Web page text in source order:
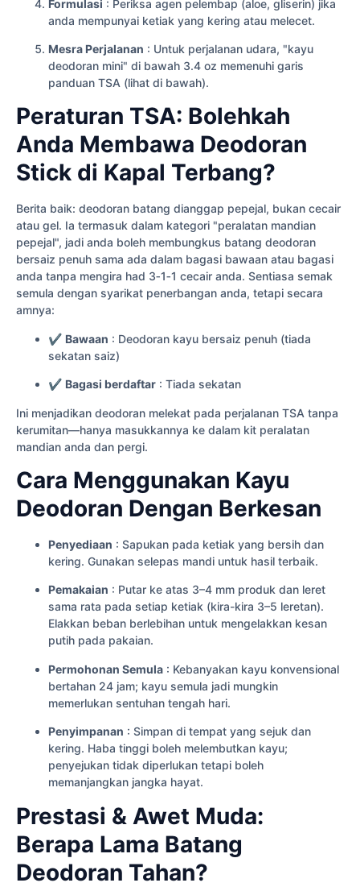
Formulasi : Periksa agen pelembap (aloe, gliserin) jika
anda mempunyai ketiak yang kering atau melecet.
Mesra Perjalanan : Untuk perjalanan udara, "kayu
deodoran mini" di bawah 3.4 oz memenuhi garis
panduan TSA (lihat di bawah).
Peraturan TSA: Bolehkah
Anda Membawa Deodoran
Stick di Kapal Terbang?
Berita baik: deodoran batang dianggap pepejal, bukan cecair
atau gel. Ia termasuk dalam kategori "peralatan mandian
pepejal", jadi anda boleh membungkus batang deodoran
bersaiz penuh sama ada dalam bagasi bawaan atau bagasi
anda tanpa mengira had 3‑1‑1 cecair anda. Sentiasa semak
semula dengan syarikat penerbangan anda, tetapi secara
amnya:
✔ Bawaan : Deodoran kayu bersaiz penuh (tiada
sekatan saiz)
✔ Bagasi berdaftar : Tiada sekatan
Ini menjadikan deodoran melekat pada perjalanan TSA tanpa
kerumitan—hanya masukkannya ke dalam kit peralatan
mandian anda dan pergi.
Cara Menggunakan Kayu
Deodoran Dengan Berkesan
Penyediaan : Sapukan pada ketiak yang bersih dan
kering. Gunakan selepas mandi untuk hasil terbaik.
Pemakaian : Putar ke atas 3–4 mm produk dan leret
sama rata pada setiap ketiak (kira-kira 3–5 leretan).
Elakkan beban berlebihan untuk mengelakkan kesan
putih pada pakaian.
Permohonan Semula : Kebanyakan kayu konvensional
bertahan 24 jam; kayu semula jadi mungkin
memerlukan sentuhan tengah hari.
Penyimpanan : Simpan di tempat yang sejuk dan
kering. Haba tinggi boleh melembutkan kayu;
penyejukan tidak diperlukan tetapi boleh
memanjangkan jangka hayat.
Prestasi & Awet Muda:
Berapa Lama Batang
Deodoran Tahan?